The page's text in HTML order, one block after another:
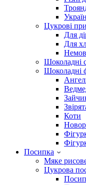
Цукрові
Для
Для
Шоколадні
Шоколадні
Коти
Посипка
Мяке
Цукрова